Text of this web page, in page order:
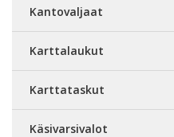
Kantovaljaat
Karttalaukut
Karttataskut
Käsivarsivalot